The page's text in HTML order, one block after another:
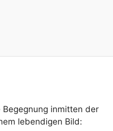
inmitten der
lebendigen Bild: